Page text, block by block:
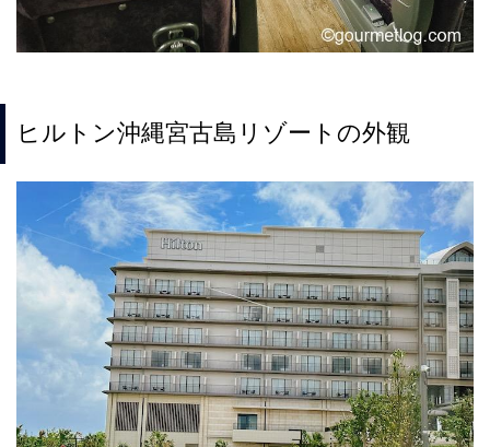
ヒルトン沖縄宮古島リゾートの外観